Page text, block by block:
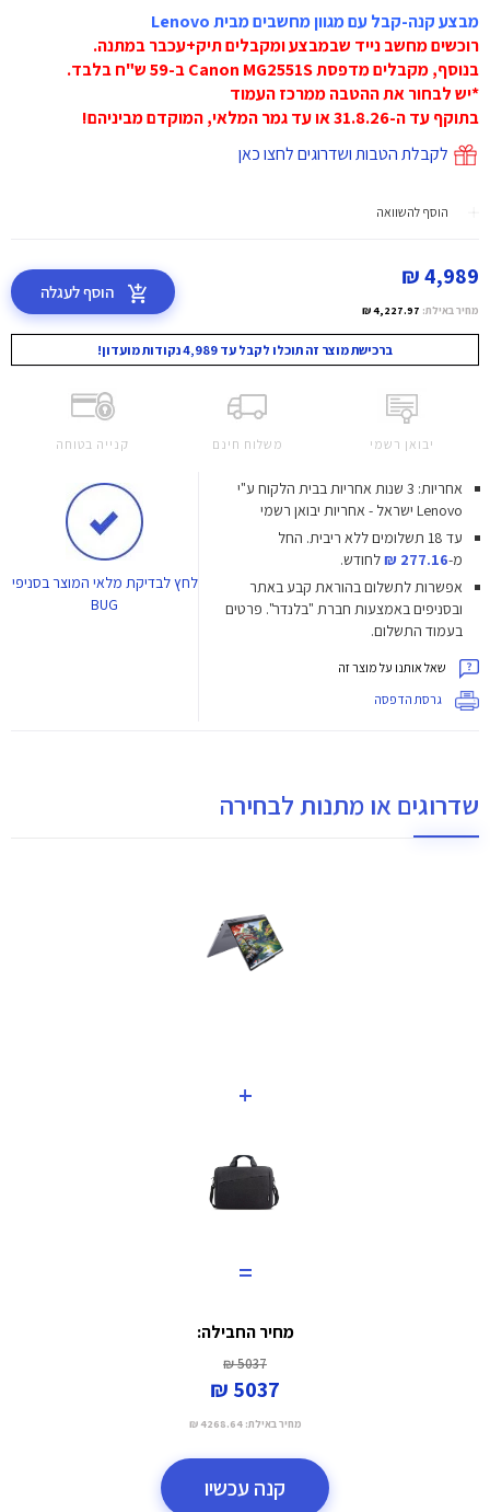
מבצע קנה-קבל עם מגוון מחשבים מבית Lenovo
רוכשים מחשב נייד שבמבצע ומקבלים תיק+עכבר במתנה.
בנוסף, מקבלים מדפסת Canon MG2551S ב-59 ש"ח בלבד.
*יש לבחור את ההטבה ממרכז העמוד
בתוקף עד ה-31.8.26 או עד גמר המלאי, המוקדם מביניהם!
לקבלת הטבות ושדרוגים לחצו כאן
הוסף להשוואה
4,989 ₪
מחיר באילת: 4,227.97 ₪
הוסף לעגלה
ברכישת מוצר זה תוכלו לקבל עד 4,989 נקודות מועדון!
יבואן רשמי משלוח חינם קנייה בטוחה
אחריות: 3 שנות אחריות בבית הלקוח ע"י
Lenovo ישראל - אחריות יבואן רשמי
עד 18 תשלומים ללא ריבית.
החל
מ-277.16 ₪
לחודש.
אפשרות לתשלום בהוראת קבע באתר
ובסניפים באמצעות חברת "בלנדר". פרטים
בעמוד התשלום.
שאל אותנו על מוצר זה
גרסת הדפסה
לחץלבדיקת מלאי המוצר בסניפי
BUG
שדרוגים או מתנות לבחירה
+
=
מחיר החבילה:
5037 ₪
5037 ₪
מחיר באילת: 4268.64 ₪
קנה עכשיו